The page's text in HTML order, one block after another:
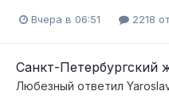
Вчера в 06:51 2218
Санкт-Петербургский
Любезный ответил